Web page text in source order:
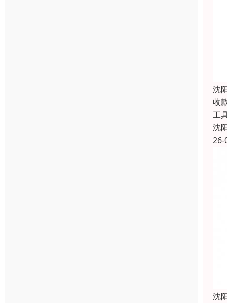
沈
收
工
沈
26-
沈